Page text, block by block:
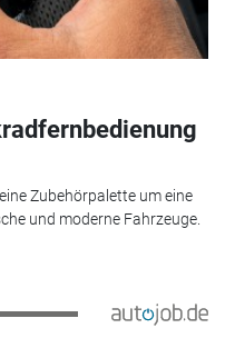
Zubehörpalette um eine
und moderne Fahrzeuge.